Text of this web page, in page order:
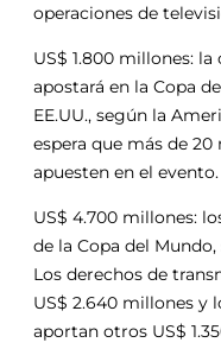
operaciones de
US$ 1.800 millones:
apostará en la Copa
EE.UU., según la
espera que más de
apuesten en el evento.
US$ 4.700 millones:
de la Copa del
Los derechos de
US$ 2.640 millones y
aportan otros US$